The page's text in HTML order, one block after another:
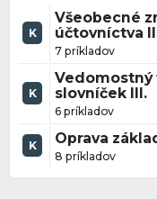
K
Všeobecné
účtovníctva II
7 príkladov
K
Vedomostný
slovníček III.
6 príkladov
K Oprava
8 príkladov